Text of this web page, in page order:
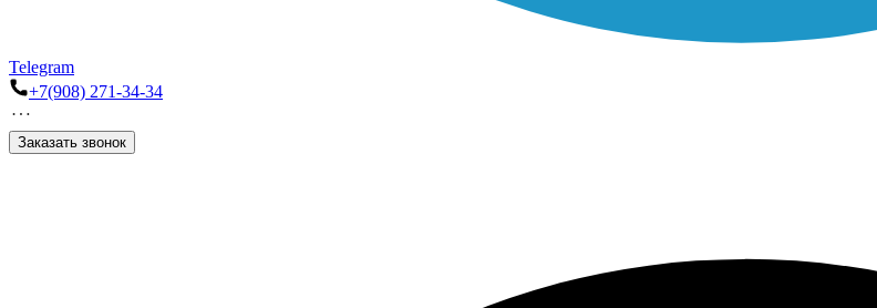
Telegram
+7(908) 271-34-34
Заказать звонок